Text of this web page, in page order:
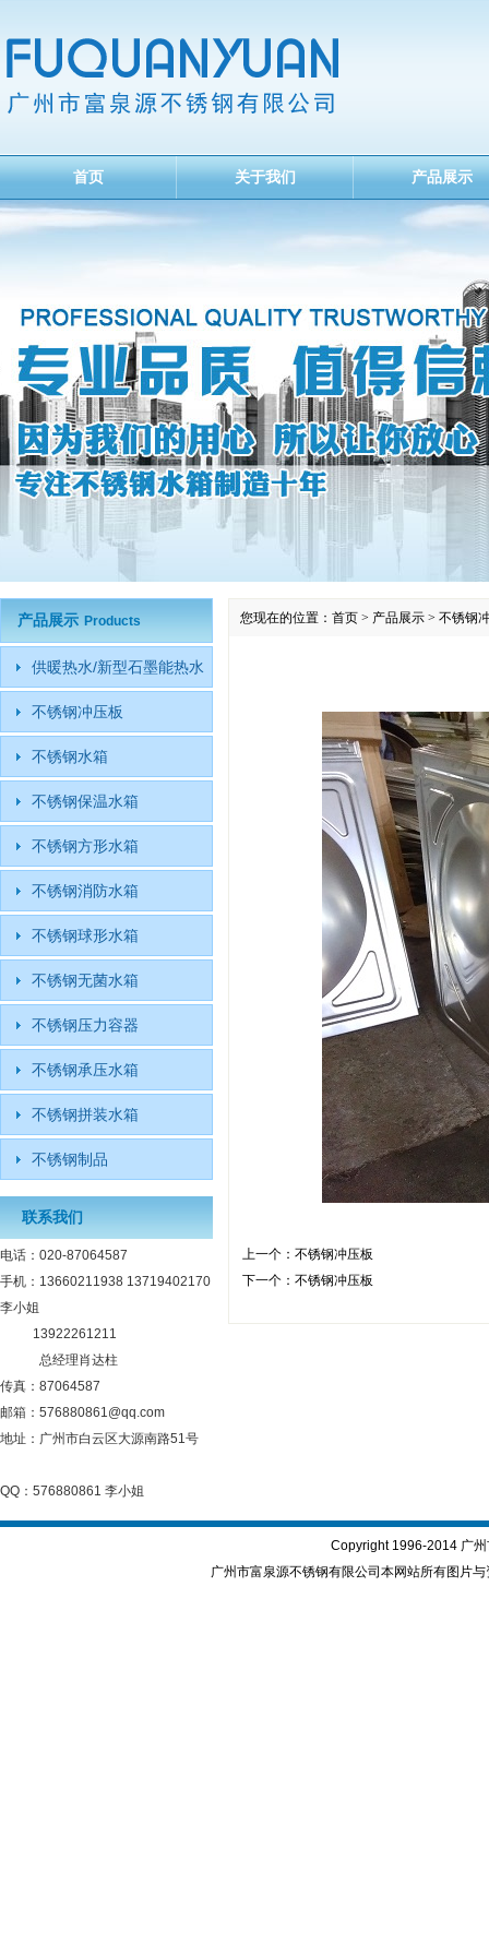
首页 关于我们 产品展示
您现在的位置： 首页 > 产品展示 > 不锈钢
上一个： 不锈钢冲压板
下一个： 不锈钢冲压板
产品展示 Products
供暖热水/新型石墨能热水
不锈钢冲压板
不锈钢水箱
不锈钢保温水箱
不锈钢方形水箱
不锈钢消防水箱
不锈钢球形水箱
不锈钢无菌水箱
不锈钢压力容器
不锈钢承压水箱
不锈钢拼装水箱
不锈钢制品
联系我们
电话：020-87064587
手机：13660211938 13719402170
李小姐
13922261211
总经理肖达柱
传真：87064587
邮箱：576880861@qq.com
地址：广州市白云区大源南路51号
QQ：576880861 李小姐
Copyright 1996-2014 广
广州市富泉源不锈钢有限公司本网站所有图片